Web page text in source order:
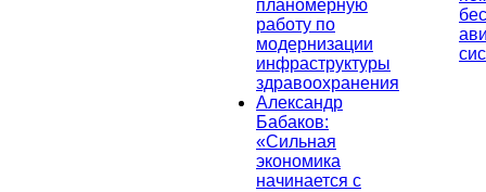
планомерную
работу по
модернизации
инфраструктуры
здравоохранения
Александр
Бабаков:
«Сильная
экономика
начинается с